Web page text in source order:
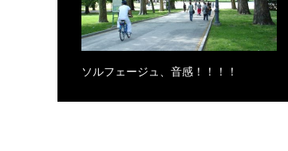
ソルフェージュ、音感！！！！